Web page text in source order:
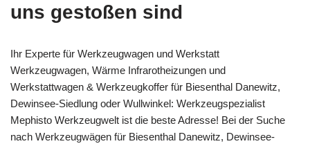
uns gestoßen sind
Ihr Experte für Werkzeugwagen und Werkstatt
Werkzeugwagen, Wärme Infrarotheizungen und
Werkstattwagen & Werkzeugkoffer für Biesenthal Danewitz,
Dewinsee-Siedlung oder Wullwinkel: Werkzeugspezialist
Mephisto Werkzeugwelt ist die beste Adresse! Bei der Suche
nach Werkzeugwägen für Biesenthal Danewitz, Dewinsee-